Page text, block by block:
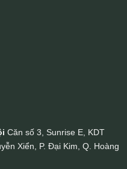
Căn số 3, Sunrise E, KDT
Xiển, P. Đại Kim, Q. Hoàng